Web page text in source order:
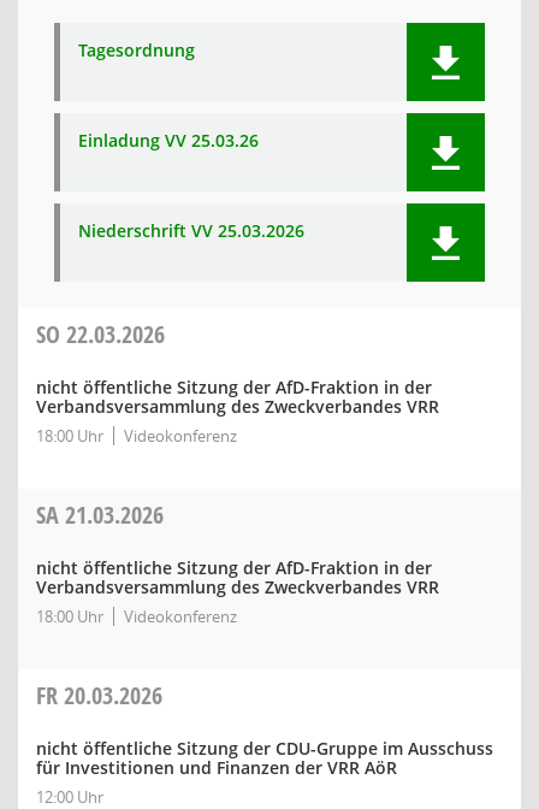
Tagesordnung
Einladung VV 25.03.26
Niederschrift VV 25.03.2026
SO 22.03.2026
nicht öffentliche Sitzung der AfD-Fraktion in der
Verbandsversammlung des Zweckverbandes VRR
18:00 Uhr Videokonferenz
SA21.03.2026
nicht öffentliche Sitzung der AfD-Fraktion in der
Verbandsversammlung des Zweckverbandes VRR
18:00 Uhr Videokonferenz
FR20.03.2026
nicht öffentliche Sitzung der CDU-Gruppe im Ausschuss
für Investitionen und Finanzen der VRR AöR
12:00 Uhr